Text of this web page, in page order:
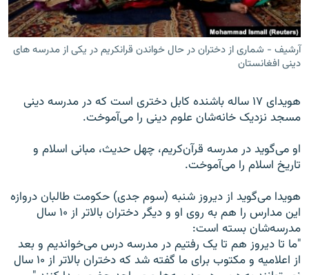
صفحه پشتو
Azadi English
همۀ سایت‌های رادیو آزادی/ رادیو اروپای آزاد
آرشیف - شماری از دختران در حال خواندن قرانکریم در یکی از مدرسه های
دینی افغانستان
هویدای ۱۷ ساله باشنده کابل دختری است که در مدرسه دینی
مسجد نزدیک خانه‌شان علوم دینی را می‌آموخت.
او می‌گوید در مدرسه قرآن‌کریم، چهل حدیث، مبانی اسلام و
تاریخ اسلام را می‌آموخت.
هویدا می‌گوید از دیروز شنبه (سوم جدی) حکومت طالبان دروازه
این مدارس را هم به روی او و دیگر دختران بالاتر از ۱۰ سال
مدرسه‌شان بسته است:
"ما تا دیروز هم تا یک رفتیم در مدرسه درس می‌خواندیم و بعد
از اعلامیه و مکتوب برای ما گفته شد که دختران بالاتر از ۱۰ سال